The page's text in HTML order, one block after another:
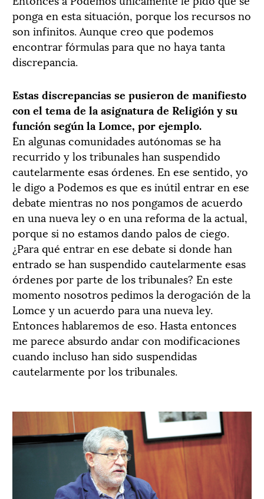
ponga en esta situación, porque los recursos no
son infinitos. Aunque creo que podemos
encontrar fórmulas para que no haya tanta
discrepancia.
Estas discrepancias se pusieron de manifiesto
con el tema de la asignatura de Religión y su
función según la Lomce, por ejemplo.
En algunas comunidades autónomas se ha
recurrido y los tribunales han suspendido
cautelarmente esas órdenes. En ese sentido, yo
le digo a Podemos es que es inútil entrar en ese
debate mientras no nos pongamos de acuerdo
en una nueva ley o en una reforma de la actual,
porque si no estamos dando palos de ciego.
¿Para qué entrar en ese debate si donde han
entrado se han suspendido cautelarmente esas
órdenes por parte de los tribunales? En este
momento nosotros pedimos la derogación de la
Lomce y un acuerdo para una nueva ley.
Entonces hablaremos de eso. Hasta entonces
me parece absurdo andar con modificaciones
cuando incluso han sido suspendidas
cautelarmente por los tribunales.